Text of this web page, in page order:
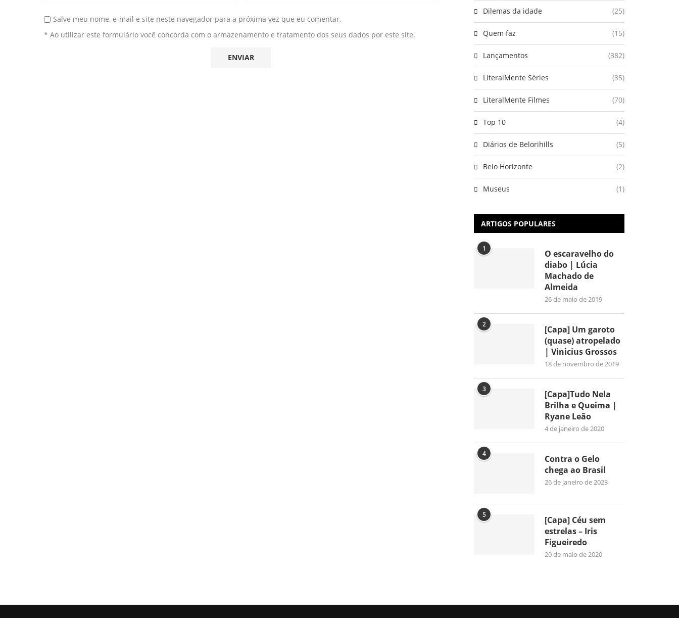
Salve meu nome, e-mail e site neste navegador para a próxima vez que eu comentar.
* Ao utilizar este formulário você concorda com o armazenamento e tratamento dos seus dados por este site.
Dilemas da idade (25)
Quem faz (15)
Lançamentos (382)
LiteralMente Séries (35)
LiteralMente Filmes (70)
Top 10 (4)
Diários de Belorihills (5)
Belo Horizonte (2)
Museus (1)
ARTIGOS POPULARES
1
O escaravelho do
diabo | Lúcia
Machado de
Almeida
26 de maio de 2019
2
[Capa] Um garoto
(quase) atropelado
| Vinicius Grossos
18 de novembro de 2019
3
[Capa]Tudo Nela
Brilha e Queima |
Ryane Leão
4 de janeiro de 2020
4
Contra o Gelo
chega ao Brasil
26 de janeiro de 2023
5
[Capa] Céu sem
estrelas – Iris
Figueiredo
20 de maio de 2020